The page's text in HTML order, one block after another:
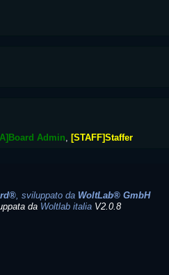
Admin [STAFF]Staffer
, sviluppato da WoltLab® GmbH
da Woltlab italiaV2.0.8